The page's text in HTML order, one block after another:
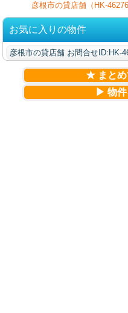
彦根市の貸店舗（HK-
お気に入りの物件
彦根市の貸店舗 お問合せID:HK-
★ まとめ
▶ 物